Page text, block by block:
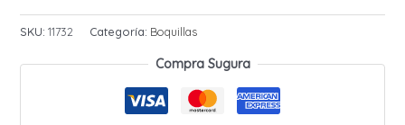
SKU: 11732 Categoría: Boquillas
Compra Sugura